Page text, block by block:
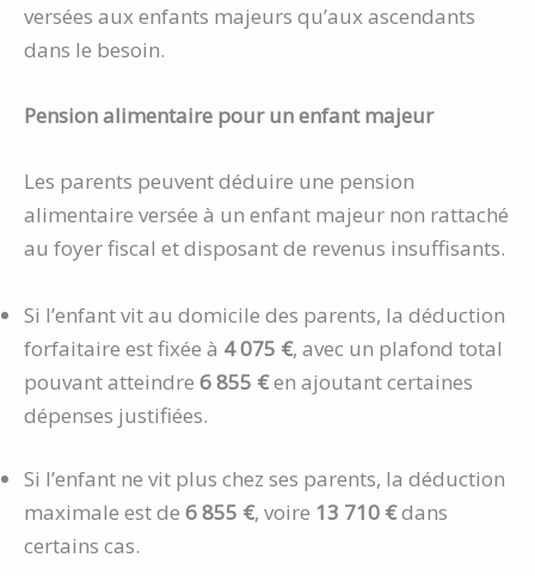
versées aux enfants majeurs qu’aux ascendants
dans le besoin.
Pension alimentaire pour un enfant majeur
Les parents peuvent déduire une pension
alimentaire versée à un enfant majeur non rattaché
au foyer fiscal et disposant de revenus insuffisants.
Si l’enfant vit au domicile des parents, la déduction
forfaitaire est fixée à 4 075 €, avec un plafond total
pouvant atteindre 6 855 €en ajoutant certaines
dépenses justifiées.
Si l’enfant ne vit plus chez ses parents, la déduction
maximale est de 6 855 €, voire 13 710 €dans
certains cas.